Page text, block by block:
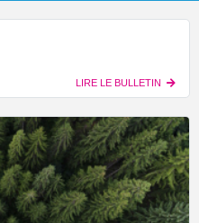
LIRE LE BULLETIN